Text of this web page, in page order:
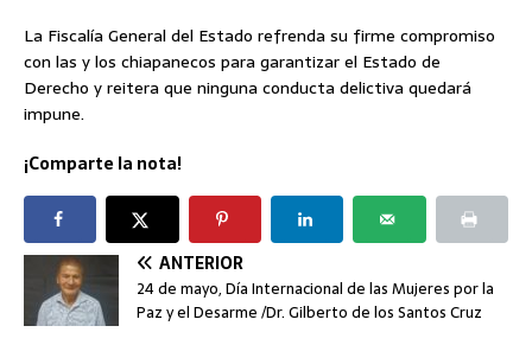
La Fiscalía General del Estado refrenda su firme compromiso
con las y los chiapanecos para garantizar el Estado de
Derecho y reitera que ninguna conducta delictiva quedará
impune.
¡Comparte la nota!
ANTERIOR
24 de mayo, Día Internacional de las Mujeres por la
Paz y el Desarme /Dr. Gilberto de los Santos Cruz